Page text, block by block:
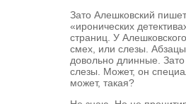
Зато Алешковский
«иронических
страниц. У
смех, или слезы.
довольно длинные.
слезы. Может, он
может, такая?